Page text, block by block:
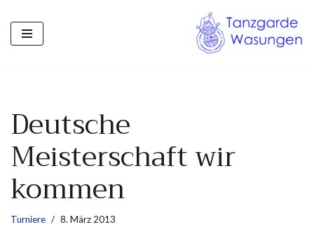
Zum
Deutsche
Meisterschaft wir
kommen
Turniere 8. März 2013